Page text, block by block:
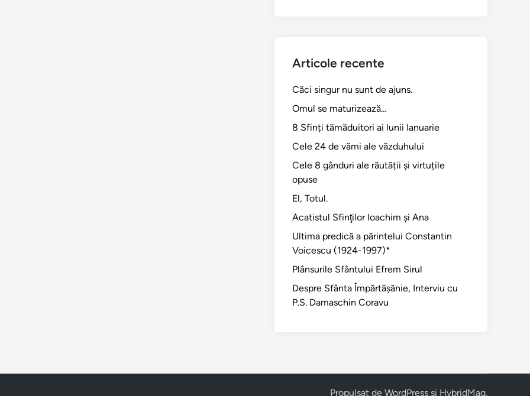
Articole recente
Căci singur nu sunt de ajuns.
Omul se maturizează…
8 Sfinți tămăduitori ai lunii Ianuarie
Cele 24 de vămi ale văzduhului
Cele 8 gânduri ale răutății și virtuțile
opuse
El, Totul.
Acatistul Sfinţilor Ioachim şi Ana
Ultima predică a părintelui Constantin
Voicescu (1924-1997)*
Plânsurile Sfântului Efrem Sirul
Despre Sfânta Împărtăşănie, Interviu cu
P.S. Damaschin Coravu
Propulsat de WordPress și HybridMag.